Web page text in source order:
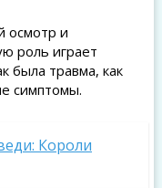
осмотр и
роль играет
была травма, как
симптомы.
Короли